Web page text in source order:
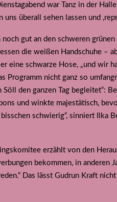
war Tanz in der
uns überall sehen lassen und
gut an den schweren
die weißen Handschuhe –
eine schwarze Hose, „und wir
Programm nicht ganz so
Söll den ganzen Tag begleitet“:
und winkte majestätisch,
schwierig“, sinniert Ilka
erzählt von den
bekommen, in anderen
Das lässt Gudrun Kraft